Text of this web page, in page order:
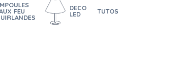
FEU
DECO
LED
TUTOS